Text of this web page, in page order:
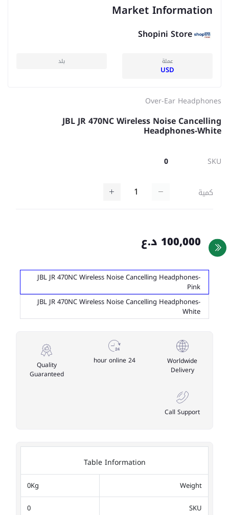
Market Information
Shopini Store
عملة
USD
بلد
Over-Ear Headphones
JBL JR 470NC Wireless Noise Cancelling
Headphones-White
SKU
0
كمية
100,000 د.ع
JBL JR 470NC Wireless Noise Cancelling Headphones-
Pink
JBL JR 470NC Wireless Noise Cancelling Headphones-
White
Worldwide
Delivery
24 hour online
Quality
Guaranteed
Call Support
Table Information
Weight
0Kg
SKU
0